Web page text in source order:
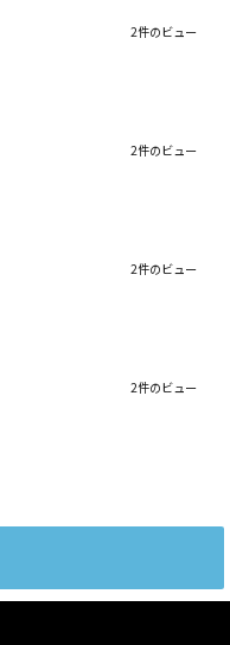
2件のビュー
2件のビュー
2件のビュー
2件のビュー